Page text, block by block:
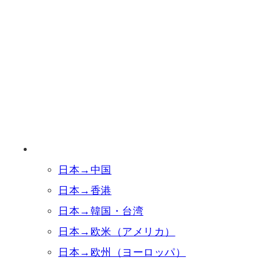
日本→中国
日本→香港
日本→韓国・台湾
日本→欧米（アメリカ）
日本→欧州（ヨーロッパ）